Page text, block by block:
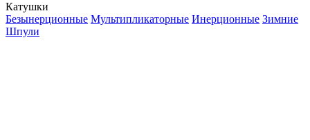
Катушки
Безынерционные Мультипликаторные Инерционные Зимние
Шпули